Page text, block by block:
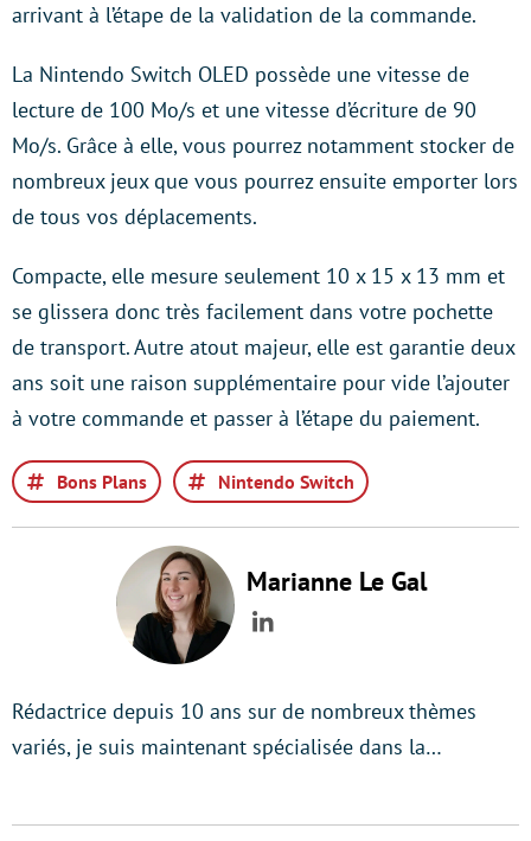
arrivant à l’étape de la validation de la commande.
La Nintendo Switch OLED possède une vitesse de
lecture de 100 Mo/s et une vitesse d’écriture de 90
Mo/s. Grâce à elle, vous pourrez notamment stocker de
nombreux jeux que vous pourrez ensuite emporter lors
de tous vos déplacements.
Compacte, elle mesure seulement 10 x 15 x 13 mm et
se glissera donc très facilement dans votre pochette
de transport. Autre atout majeur, elle est garantie deux
ans soit une raison supplémentaire pour vide l’ajouter
à votre commande et passer à l’étape du paiement.
Bons Plans Nintendo Switch
Marianne Le Gal
LinkedIn
Rédactrice depuis 10 ans sur de nombreux thèmes
variés, je suis maintenant spécialisée dans la…